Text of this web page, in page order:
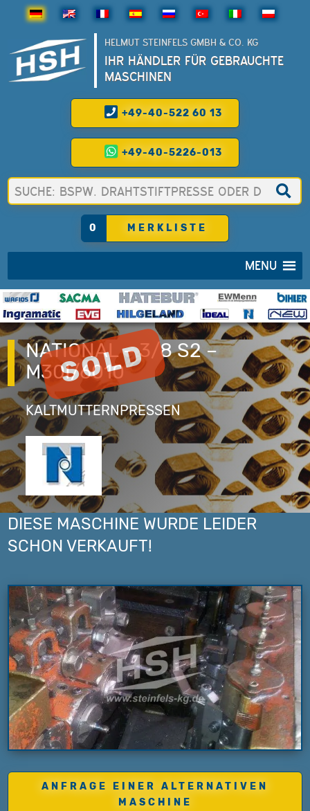
HELMUT STEINFELS GMBH & CO. KG
IHR HÄNDLER FÜR GEBRAUCHTE
MASCHINEN
+49-40-522 60 13
+49-40-5226-013
0 MERKLISTE
MENU
NATIONAL – 3/8 S2 –
M30I/6010
KALTMUTTERNPRESSEN
DIESE MASCHINE WURDE LEIDER
SCHON VERKAUFT!
ANFRAGE EINER ALTERNATIVEN
MASCHINE